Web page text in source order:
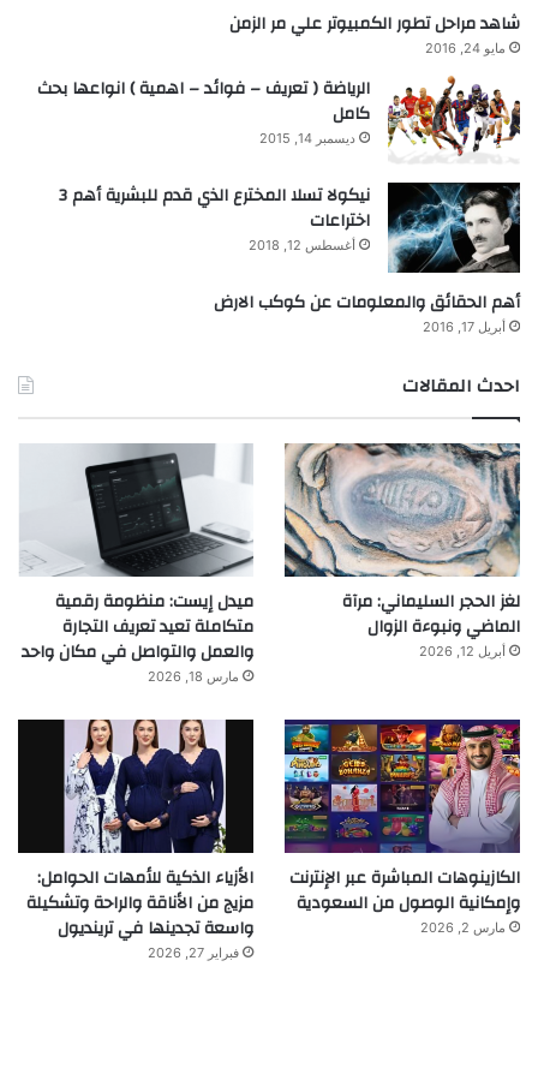
شاهد مراحل تطور الكمبيوتر علي مر الزمن
مايو 24, 2016
الرياضة ( تعريف – فوائد – اهمية ) انواعها بحث
كامل
ديسمبر 14, 2015
نيكولا تسلا المخترع الذي قدم للبشرية أهم 3
اختراعات
أغسطس 12, 2018
أهم الحقائق والمعلومات عن كوكب الارض
أبريل 17, 2016
احدث المقالات
لغز الحجر السليماني: مرآة
الماضي ونبوءة الزوال
أبريل 12, 2026
ميدل إيست: منظومة رقمية
متكاملة تعيد تعريف التجارة
والعمل والتواصل في مكان واحد
مارس 18, 2026
الكازينوهات المباشرة عبر الإنترنت
وإمكانية الوصول من السعودية
مارس 2, 2026
الأزياء الذكية للأمهات الحوامل:
مزيج من الأناقة والراحة وتشكيلة
واسعة تجدينها في ترينديول
فبراير 27, 2026